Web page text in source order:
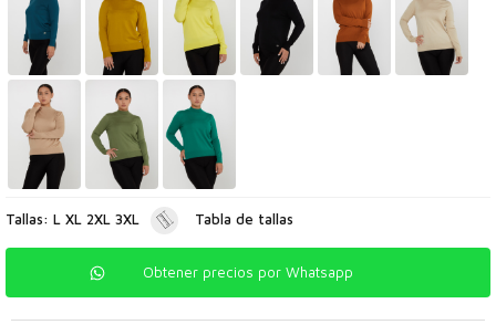
Tallas: L XL 2XL 3XL Tabla de tallas
Obtener precios por Whatsapp